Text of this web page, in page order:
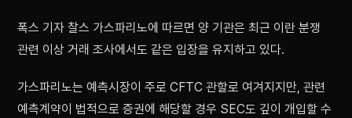
폭스 기자 찰스 가스파리노에 따르면 양 기관은 최근 이란 분쟁
관련 이상 거래 조사에서도 같은 입장을 유지하고 있다.
가스파리노는 예측시장이 주로 CFTC 관할로 여겨지지만, 관련
예측계약이 법적으로 증권에 해당할 경우 SEC도 깊이 개입할 수